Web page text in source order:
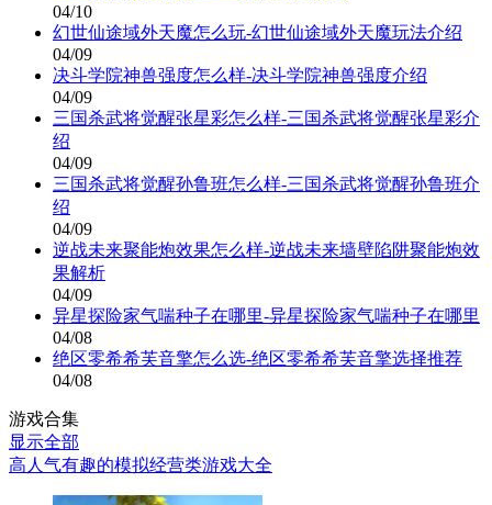
04/10
幻世仙途域外天魔怎么玩-幻世仙途域外天魔玩法介绍
04/09
决斗学院神兽强度怎么样-决斗学院神兽强度介绍
04/09
三国杀武将觉醒张星彩怎么样-三国杀武将觉醒张星彩介
绍
04/09
三国杀武将觉醒孙鲁班怎么样-三国杀武将觉醒孙鲁班介
绍
04/09
逆战未来聚能炮效果怎么样-逆战未来墙壁陷阱聚能炮效
果解析
04/09
异星探险家气喘种子在哪里-异星探险家气喘种子在哪里
04/08
绝区零希希芙音擎怎么选-绝区零希希芙音擎选择推荐
04/08
游戏合集
显示全部
高人气有趣的模拟经营类游戏大全